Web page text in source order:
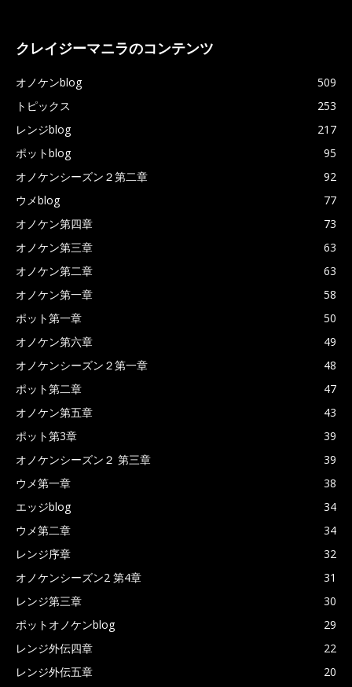
クレイジーマニラのコンテンツ
オノケンblog
509
トピックス
253
レンジblog
217
ポットblog
95
オノケンシーズン２第二章
92
ウメblog
77
オノケン第四章
73
オノケン第三章
63
オノケン第二章
63
オノケン第一章
58
ポット第一章
50
オノケン第六章
49
オノケンシーズン２第一章
48
ポット第二章
47
オノケン第五章
43
ポット第3章
39
オノケンシーズン２ 第三章
39
ウメ第一章
38
エッジblog
34
ウメ第二章
34
レンジ序章
32
オノケンシーズン2 第4章
31
レンジ第三章
30
ポットオノケンblog
29
レンジ外伝四章
22
レンジ外伝五章
20